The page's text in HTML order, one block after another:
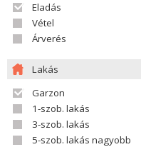
Eladás
Vétel
Árverés
Lakás
Garzon
1-szob. lakás
3-szob. lakás
5-szob. lakás nagyobb